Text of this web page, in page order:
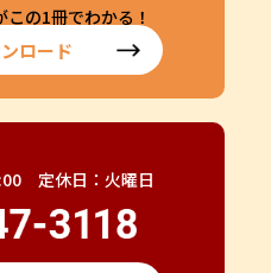
の1冊でわかる！
ロード
定休日：火曜日